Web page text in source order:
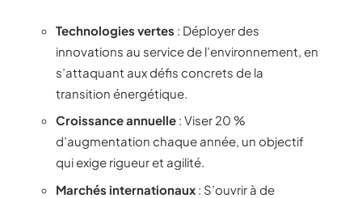
Technologies vertes : Déployer des
innovations au service de l’environnement, en
s’attaquant aux défis concrets de la
transition énergétique.
Croissance annuelle : Viser 20 %
d’augmentation chaque année, un objectif
qui exige rigueur et agilité.
Marchés internationaux : S’ouvrir à de